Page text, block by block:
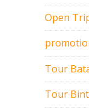
Open
Tour
Tour